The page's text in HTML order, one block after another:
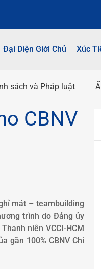
Đại Diện Giới Chủ Xúc
sách và Pháp luật
CBNV
mát – teambuilding
trình do Đảng ủy
niên VCCI-HCM
gần 100% CBNV Chi